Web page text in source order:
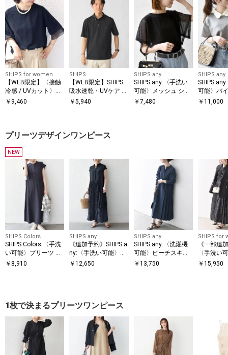
SHIPS for women
【WEB限定】〈接触
冷感 / UVカット〉シ
アー オーガンジー コ
￥ 9,460
SHIPS
【WEB限定】SHIPS:
吸水速乾・UVケア Dr
ymix（R）ワンポイ
￥5,940
SHIPS any
SHIPS any:〈手洗い
可能〉メッシュ シア
ー ハンカチ スリーブ
￥ 7,480
SHIPS any
SHIPS
可能〉バ
ョートス
￥11,000
プリーツデザインワンピース
NEW
SHIPS Colors
SHIPS Colors:〈手洗
い可能〉プリーツ デ
ザイン シャツ ワンピ
￥ 8,910
SHIPS any
《追加予約》SHIPS a
ny:〈手洗い可能〉ド
ット バンドカラー フ
￥12,650
SHIPS any
SHIPS any:〈洗濯機
可能〉ピーチスキン
サイド プリーツ バン
￥ 13,750
SHIPS for
《一部追
〈手洗い
ト / 花柄
￥15,950
1枚で決まるプリーツワンピース